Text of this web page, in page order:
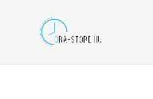
search